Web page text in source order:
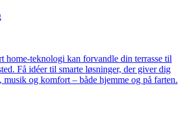
home-teknologi kan forvandle din terrasse til
Få idéer til smarte løsninger, der giver dig
og komfort – både hjemme og på farten.